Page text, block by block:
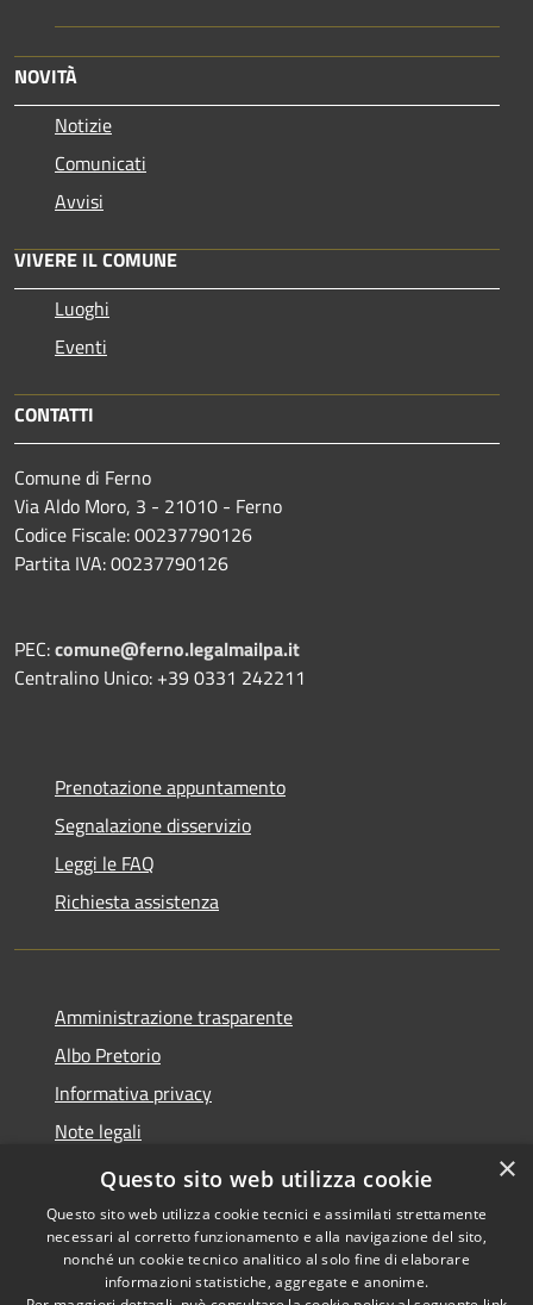
NOVITÀ
Notizie
Comunicati
Avvisi
VIVERE IL COMUNE
Luoghi
Eventi
CONTATTI
Comune di Ferno
Via Aldo Moro, 3 - 21010 - Ferno
Codice Fiscale: 00237790126
Partita IVA: 00237790126
PEC:comune@ferno.legalmailpa.it
Centralino Unico: +39 0331 242211
Prenotazione appuntamento
Segnalazione disservizio
Leggi le FAQ
Richiesta assistenza
Amministrazione trasparente
Albo Pretorio
Informativa privacy
Note legali
Dichiarazione di accessibilità
Copyright © 2026 • Comune di
×
Questo sito web utilizza cookie
Questo sito web utilizza cookie tecnici e assimilati strettamente
necessari al corretto funzionamento e alla navigazione del sito,
nonché un cookie tecnico analitico al solo fine di elaborare
informazioni statistiche, aggregate e anonime.